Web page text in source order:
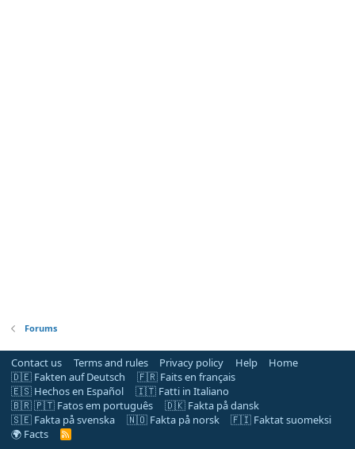
Forums
Contact us Terms and rules Privacy policy Help
Home
🇩🇪 Fakten auf Deutsch
🇫🇷 Faits en français
🇪🇸 Hechos en Español
🇮🇹 Fatti in Italiano
🇧🇷 🇵🇹 Fatos em português
🇩🇰 Fakta på dansk
🇸🇪 Fakta på svenska
🇳🇴 Fakta på norsk
🇫🇮 Faktat suomeksi
🌍 Facts
R